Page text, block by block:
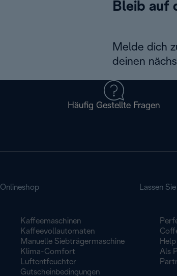
Bleib auf
Melde dich
deinen
Häufig Gestellte Fragen
Onlineshop
Kaffeemaschinen
Kaffeevollautomaten
Manuelle Siebträgermaschine
Klima-Comfort
Luftentfeuchter
Gutscheinbedingungen
Lassen
Als